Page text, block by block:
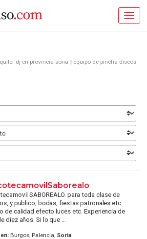
dj en provincia soria
equipo de pincha discos
SABOREALO. para toda clase de
y publico, bodas, fiestas patronales etc.
de calidad efecto luces etc. Experiencia de
diez años. Si lo que ...
Burgos, Palencia, Soria